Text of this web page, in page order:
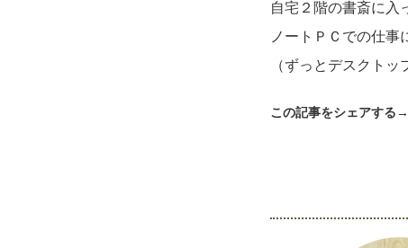
Seeking new supplier
批发的
募集制造公司
自宅２階の書斎に入
ノートＰＣでの仕事
（ずっとデスクトッ
この記事をシェアする→